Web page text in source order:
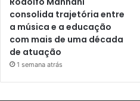
consolida trajetória entre
a música e a educação
com mais de uma década
de atuação
1 semana atrás